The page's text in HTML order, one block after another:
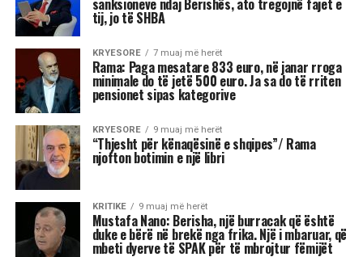
Ish-Sekretari amerikan i Shtetit, Antony Blinken
është pyetur gjatë një bashkëbisedimi “Harvard
Institute of Politics”, për shpalljen “non grata” të
Sali Berisha nga DASH.
Blinken thotë se qëndron plotësisht pas
sanksioneve të vendosura nga Departamenti
Amerikan i Shtetit ndaj Berishës, duke nënvizuar
se nuk ka asnjë dyshim apo hezitim për këtë
vendim.